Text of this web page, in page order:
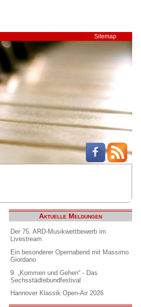
Sitemap
Aktuelle Meldungen
Der 75. ARD-Musikwettbewerb im
Livestream
Ein besonderer Opernabend mit Massimo
Giordano
9. „Kommen und Gehen“ - Das
Sechsstädtebundfestival
Hannover Klassik Open-Air 2026